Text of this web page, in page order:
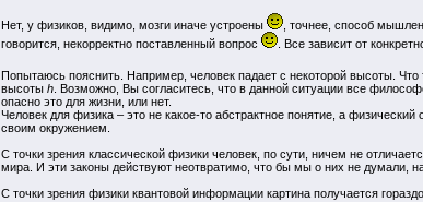
Нет, у физиков, видимо, мозги иначе устроены , точнее, способ
говорится, некорректно поставленный вопрос
. Все зависит от
Попытаюсь пояснить. Например, человек падает с некоторой высоты.
высоты h. Возможно, Вы согласитесь, что в данной ситуации все
опасно это для жизни, или нет.
Человек для физика – это не какое-то абстрактное понятие, а
своим окружением.
С точки зрения классической физики человек, по сути, ничем не
мира. И эти законы действуют неотвратимо, что бы мы о них не думали,
С точки зрения физики квантовой информации картина получается